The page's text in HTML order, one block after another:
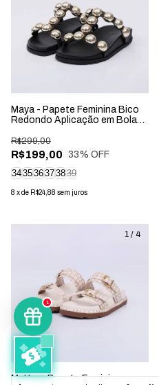
1
Maya - Papete Feminina Bico
Redondo Aplicação em Bolas
R$199,00
R$299,00
33% OFF
343536373839
8 xde R$24,88 sem juros
1 / 4
Malibu - Papete Feminina